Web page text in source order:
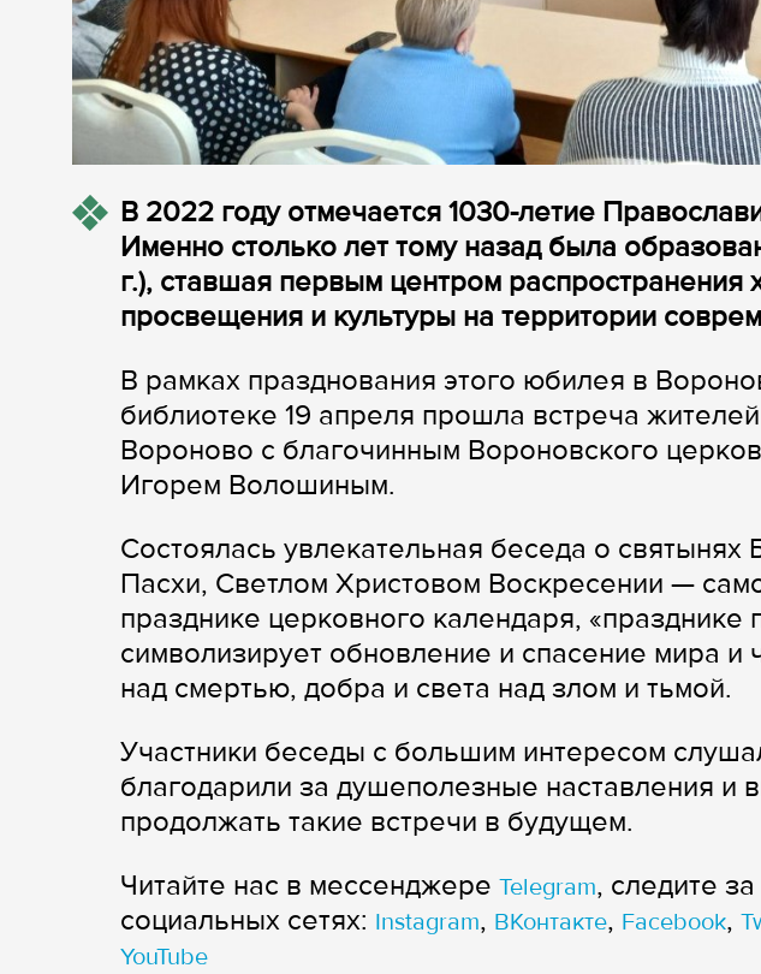
В 2022 году отмечается 1030-летие
Именно столько лет тому назад была
г.), ставшая первым центром распространения
просвещения и культуры на территории
В рамках празднования этого юбилея в
библиотеке 19 апреля прошла встреча
Вороново с благочинным Вороновского
Игорем Волошиным.
Состоялась увлекательная беседа о святынях
Пасхи, Светлом Христовом Воскресении —
празднике церковного календаря, «празднике
символизирует обновление и спасение мира и
над смертью, добра и света над злом и тьмой.
Участники беседы с большим интересом
благодарили за душеполезные наставления и
продолжать такие встречи в будущем.
Читайте нас в мессенджере Telegram, следите
cоциальных сетях: Instagram, ВКонтакте, Facebook,
YouTube